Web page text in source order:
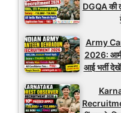
DGQA की
Army
2026:
आई भर्ती